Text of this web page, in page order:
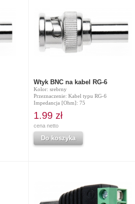
Wtyk BNC na kabel RG-6
Kolor: srebrny
Przeznaczenie: Kabel typu RG-6
Impedancja [Ohm]: 75
1.99 zł
cena netto
Do koszyka